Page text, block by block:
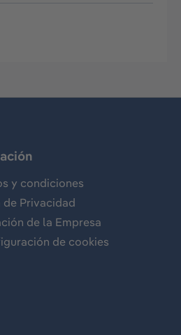
y condiciones
Privacidad
de la Empresa
de cookies